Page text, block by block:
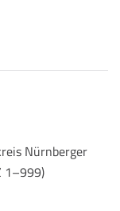
Nürnberger
1–999)